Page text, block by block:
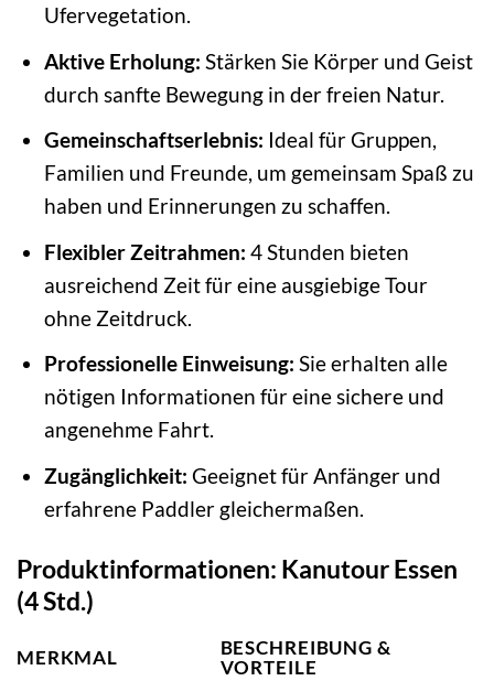
Ufervegetation.
Aktive Erholung: Stärken Sie Körper und Geist
durch sanfte Bewegung in der freien Natur.
Gemeinschaftserlebnis: Ideal für Gruppen,
Familien und Freunde, um gemeinsam Spaß zu
haben und Erinnerungen zu schaffen.
Flexibler Zeitrahmen: 4 Stunden bieten
ausreichend Zeit für eine ausgiebige Tour
ohne Zeitdruck.
Professionelle Einweisung: Sie erhalten alle
nötigen Informationen für eine sichere und
angenehme Fahrt.
Zugänglichkeit: Geeignet für Anfänger und
erfahrene Paddler gleichermaßen.
Produktinformationen: Kanutour Essen
(4 Std.)
MERKMAL
BESCHREIBUNG &
VORTEILE